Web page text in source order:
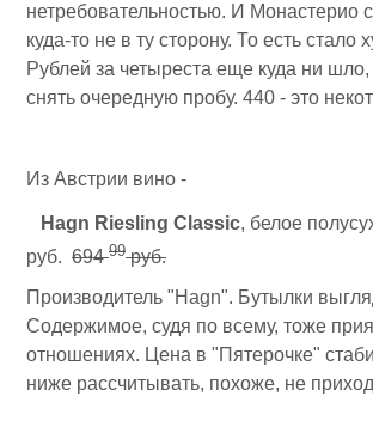
нетребовательностью. И Монастерио
куда-то не в ту сторону. То есть стало
Рублей за четыреста еще куда ни
снять очередную пробу. 440 - это
Из Австрии вино -
Hagn Riesling Classic, белое
руб. 69499руб.
Производитель "Hagn". Бутылки
Содержимое, судя по всему, тоже
отношениях. Цена в "Пятерочке"
ниже рассчитывать, похоже, не